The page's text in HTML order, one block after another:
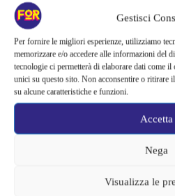
Gestisci
Per fornire le migliori esperienze, utilizziamo
memorizzare e/o accedere alle informazioni del
tecnologie ci permetterà di elaborare dati come
unici su questo sito. Non acconsentire o ritirare
su alcune caratteristiche e funzioni.
Accetta
Nega
Visualizza le